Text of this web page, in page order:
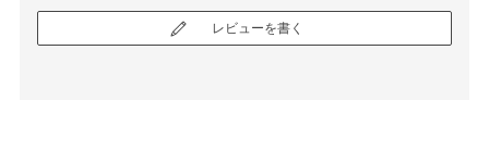
レビューを書く